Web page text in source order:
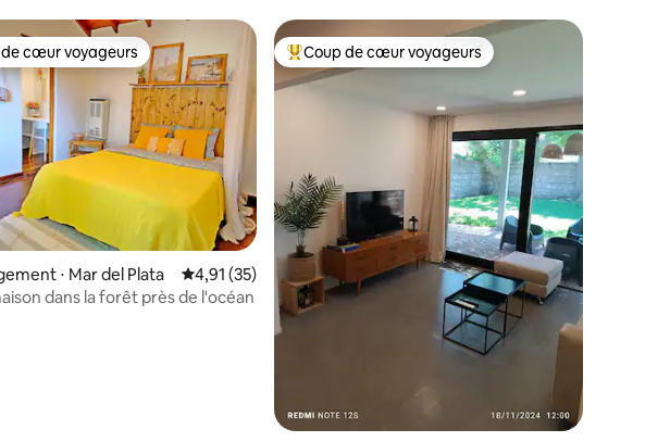
la base de 62 commentaires : 4,98 sur 5
de cœur voyageurs
cœur voyageurs
⋅ Mar del Plata Évaluation moyenne sur la base de 35 commentaires : 4,91 sur 5
4,91 (35)
dans la forêt près de l'océan
Coups de cœur voyageurs les plus appréciés
Coup de cœur voyageurs